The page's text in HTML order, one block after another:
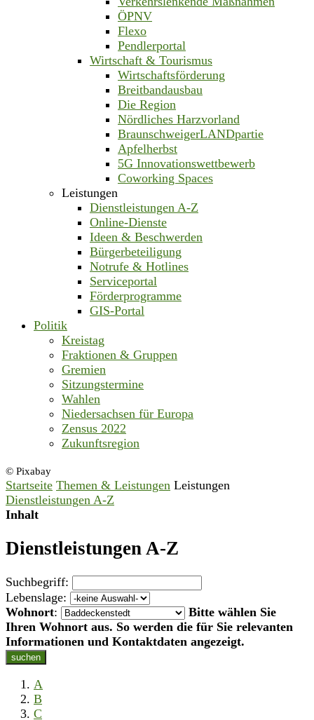
ÖPNV
Flexo
Pendlerportal
Wirtschaft & Tourismus
Wirtschaftsförderung
Breitbandausbau
Die Region
Nördliches Harzvorland
BraunschweigerLANDpartie
Apfelherbst
5G Innovationswettbewerb
Coworking Spaces
Leistungen
Dienstleistungen A-Z
Online-Dienste
Ideen & Beschwerden
Bürgerbeteiligung
Notrufe & Hotlines
Serviceportal
Förderprogramme
GIS-Portal
Politik
Kreistag
Fraktionen & Gruppen
Gremien
Sitzungstermine
Wahlen
Niedersachsen für Europa
Zensus 2022
Zukunftsregion
© Pixabay
Startseite Themen & Leistungen Leistungen
Dienstleistungen A-Z
Inhalt
Dienstleistungen A-Z
Suchbegriff:
Lebenslage:
Wohnort:
Bitte wählen Sie
Ihren Wohnort aus. So werden die für Sie relevanten
Informationen und Kontaktdaten angezeigt.
suchen
A
B
C